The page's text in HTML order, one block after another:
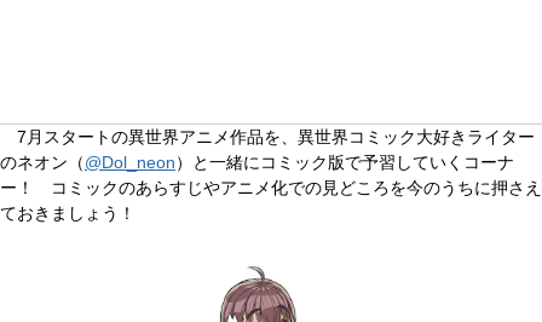
7月スタートの異世界アニメ作品を、異世界コミック大好きライター
のネオン（@Dol_neon）と一緒にコミック版で予習していくコーナ
ー！ コミックのあらすじやアニメ化での見どころを今のうちに押さえ
ておきましょう！